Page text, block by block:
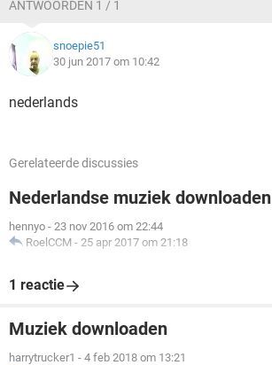
ANTWOORDEN 1 / 1
snoepie51
30 jun 2017 om 10:42
nederlands
Gerelateerde discussies
Nederlandse muziek downloaden
hennyo - 23 nov 2016 om 22:44
RoelCCM - 25 apr 2017 om 21:18
1 reactie
Muziek downloaden
harrytrucker1 - 4 feb 2018 om 13:21